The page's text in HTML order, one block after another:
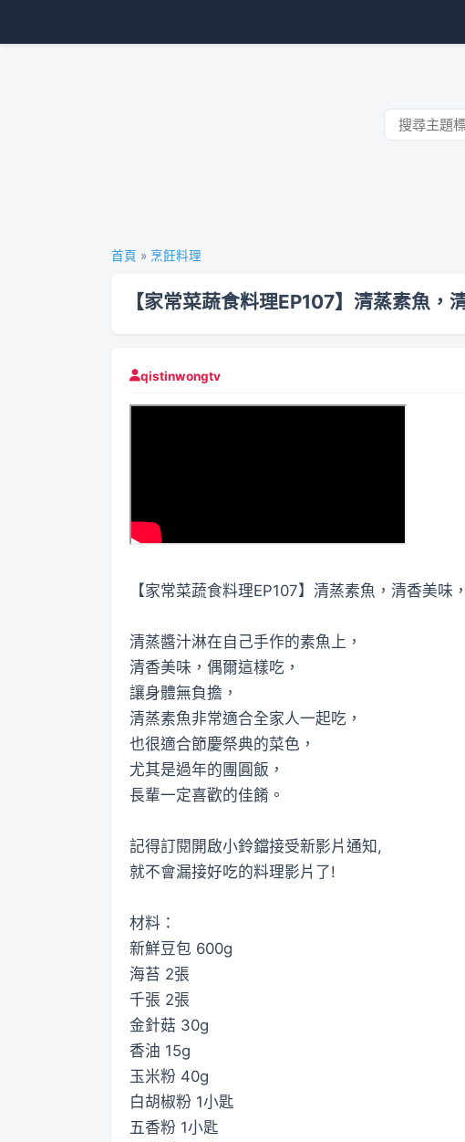
首頁 » 烹飪料理
【家常菜蔬食料理EP107】清蒸素魚，
qistinwongtv
【家常菜蔬食料理EP107】清蒸素魚，清香美
清蒸醬汁淋在自己手作的素魚上，
清香美味，偶爾這樣吃，
讓身體無負擔，
清蒸素魚非常適合全家人一起吃，
也很適合節慶祭典的菜色，
尤其是過年的團圓飯，
長輩一定喜歡的佳餚。
記得訂閱開啟小鈴鐺接受新影片通知,
就不會漏接好吃的料理影片了!
材料：
新鮮豆包 600g
海苔 2張
千張 2張
金針菇 30g
香油 15g
玉米粉 40g
白胡椒粉 1小匙
五香粉 1小匙